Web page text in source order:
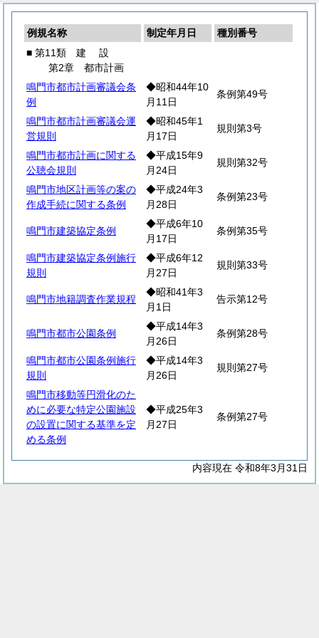
例規名称 制定年月日
種別番号
■ 第11類 建 設
第2章 都市計画
鳴門市都市計画審議会条
例
◆昭和44年10
月11日
条例第49号
鳴門市都市計画審議会運
営規則
◆昭和45年1
月17日
規則第3号
鳴門市都市計画に関する
公聴会規則
◆平成15年9
月24日
規則第32号
鳴門市地区計画等の案の
作成手続に関する条例
◆平成24年3
月28日
条例第23号
鳴門市建築協定条例
◆平成6年10
月17日
条例第35号
鳴門市建築協定条例施行
規則
◆平成6年12
月27日
規則第33号
鳴門市地籍調査作業規程
◆昭和41年3
月1日
告示第12号
鳴門市都市公園条例
◆平成14年3
月26日
条例第28号
鳴門市都市公園条例施行
規則
◆平成14年3
月26日
規則第27号
鳴門市移動等円滑化のた
めに必要な特定公園施設
の設置に関する基準を定
める条例
◆平成25年3
月27日
条例第27号
内容現在 令和8年3月31日